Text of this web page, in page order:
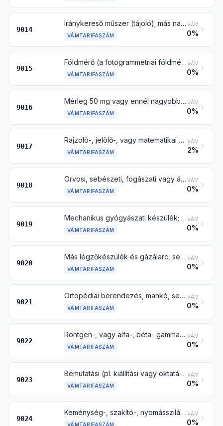
9014
Iránykereső műszer (tájoló); más navigációs eszköz és készülék
VÁMTARIFASZÁM
VÁM
0%
9015
Földmérő (a fotogrammetriai földmérő is), hidrográfiai, oceanográfiai, hidrológiai, meteorológiai vagy geofizikai műszer és készülék, az iránytű kivételével; távolságmérő
VÁMTARIFASZÁM
VÁM
0%
9016
Mérleg 50 mg vagy ennél nagyobb érzékenységgel, súllyal együtt is
VÁMTARIFASZÁM
VÁM
0%
9017
Rajzoló-, jelölő-, vagy matematikai számolóműszer és eszköz (pl. rajzológép, pantográf, szögmérő, rajzolókészlet, logarléc, logartárcsa); ebbe az árucsoportba más vtsz. alá nem besorolható kézi hosszúságmérő eszköz (pl. mérőrúd és -szalag, mikrométer, körző)
VÁMTARIFASZÁM
VÁM
2%
9018
Orvosi, sebészeti, fogászati vagy állatorvosi műszer és készülék, szcintigráf készülék is, más elektromos gyógyászati és látásvizsgáló készülék
VÁMTARIFASZÁM
VÁM
0%
9019
Mechanikus gyógyászati készülék; masszírozó készülék; pszichológiai képességvizsgáló készülék; ózon-, oxigén-, aerosolterápiai készülék, mesterséges lélegeztető vagy más gyógyászati légzőkészülék
VÁMTARIFASZÁM
VÁM
0%
9020
Más légzőkészülék és gázálarc, sem mechanikus részekkel sem cserélhető szűrőkkel nem rendelkező védőálarc kivételével
VÁMTARIFASZÁM
VÁM
0%
9021
Ortopédiai berendezés, mankó, sebészeti öv és sérvkötő; sín és törésnél alkalmazható más eszköz; műtestrész; hallókészülék, továbbá fogyatékosság vagy rokkantság korrigálására szolgáló és testen viselhető vagy hordozható vagy szervezetbe beültethető más készülék
VÁMTARIFASZÁM
VÁM
0%
9022
Röntgen-, vagy alfa-, béta- gamma- vagy más ionizáló működő készülék orvosi, sebészeti, fogászati vagy állatorvosi célra is, radiográf vagy radioterápiai készülék, röntgencső, és más röntgengenerátor, nagyfeszültségű generátor, vezérlőtábla és -asztal, ernyő, vizsgáló- vagy kezelőasztal, szék és hasonló
VÁMTARIFASZÁM
VÁM
0%
9023
Bemutatási (pl. kiállítási vagy oktatási stb.), szemléltető célra szolgáló műszer, készülék és modell, amely más felhasználásra alkalmatlan
VÁMTARIFASZÁM
VÁM
0%
9024
Keménység-, szakító-, nyomásszilárdság-, rugalmasság-vizsgáló gép és berendezés vagy más mechanikai anyagvizsgáló gép (pl. fém, fa, textil, papír, műanyag vizsgálatához)
VÁMTARIFASZÁM
VÁM
0%